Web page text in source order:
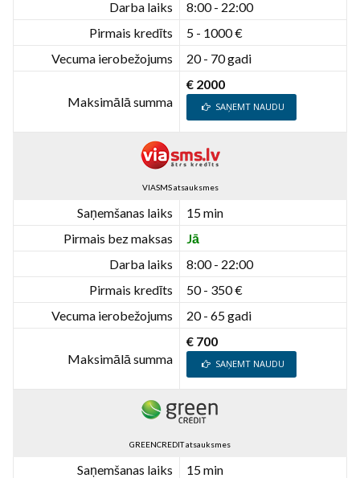
Darba laiks
8:00 - 22:00
Pirmais kredīts
5 - 1000 €
Vecuma ierobežojums
20 - 70 gadi
Maksimālā summa
€ 2000
SAŅEMT NAUDU
VIASMS atsauksmes
Saņemšanas laiks
15 min
Pirmais bez maksas
Jā
Darba laiks
8:00 - 22:00
Pirmais kredīts
50 - 350 €
Vecuma ierobežojums
20 - 65 gadi
Maksimālā summa
€ 700
SAŅEMT NAUDU
GREENCREDIT atsauksmes
Saņemšanas laiks
15 min